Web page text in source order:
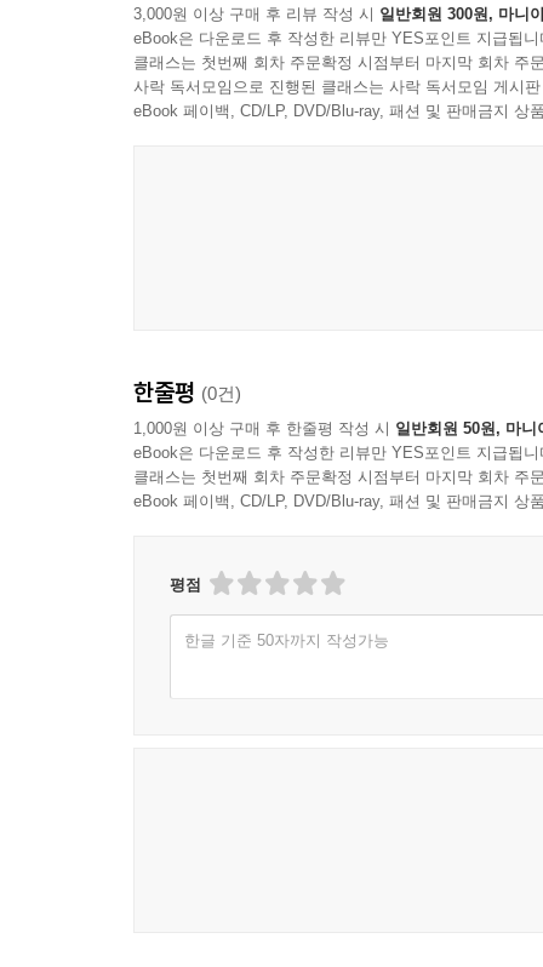
3,000원 이상 구매 후 리뷰 작성 시 일반회원 300원, 마니
eBook은 다운로드 후 작성한 리뷰만 YES포인트 지급됩니
클래스는 첫번째 회차 주문확정 시점부터 마지막 회차 주
사락 독서모임으로 진행된 클래스는 사락 독서모임 게시
eBook 페이백, CD/LP, DVD/Blu-ray, 패션 및 판매금지 상
한줄평 (0건)
1,000원 이상 구매 후 한줄평 작성 시 일반회원 50원, 마니
eBook은 다운로드 후 작성한 리뷰만 YES포인트 지급됩니
클래스는 첫번째 회차 주문확정 시점부터 마지막 회차 주
eBook 페이백, CD/LP, DVD/Blu-ray, 패션 및 판매금지 상
평점
한글 기준 50자까지 작성가능